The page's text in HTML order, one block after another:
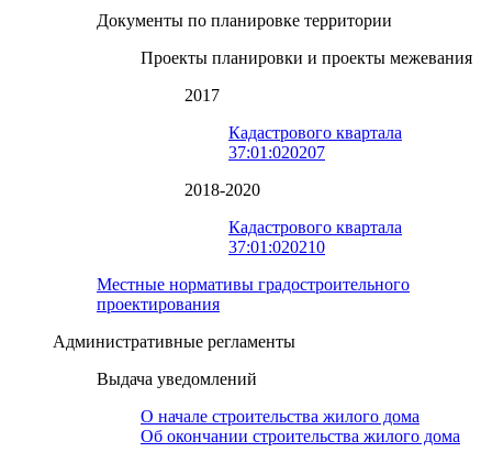
Документы по планировке территории
Проекты планировки и проекты межевания
2017
Кадастрового квартала
37:01:020207
2018-2020
Кадастрового квартала
37:01:020210
Местные нормативы градостроительного
проектирования
Административные регламенты
Выдача уведомлений
О начале строительства жилого дома
Об окончании строительства жилого дома